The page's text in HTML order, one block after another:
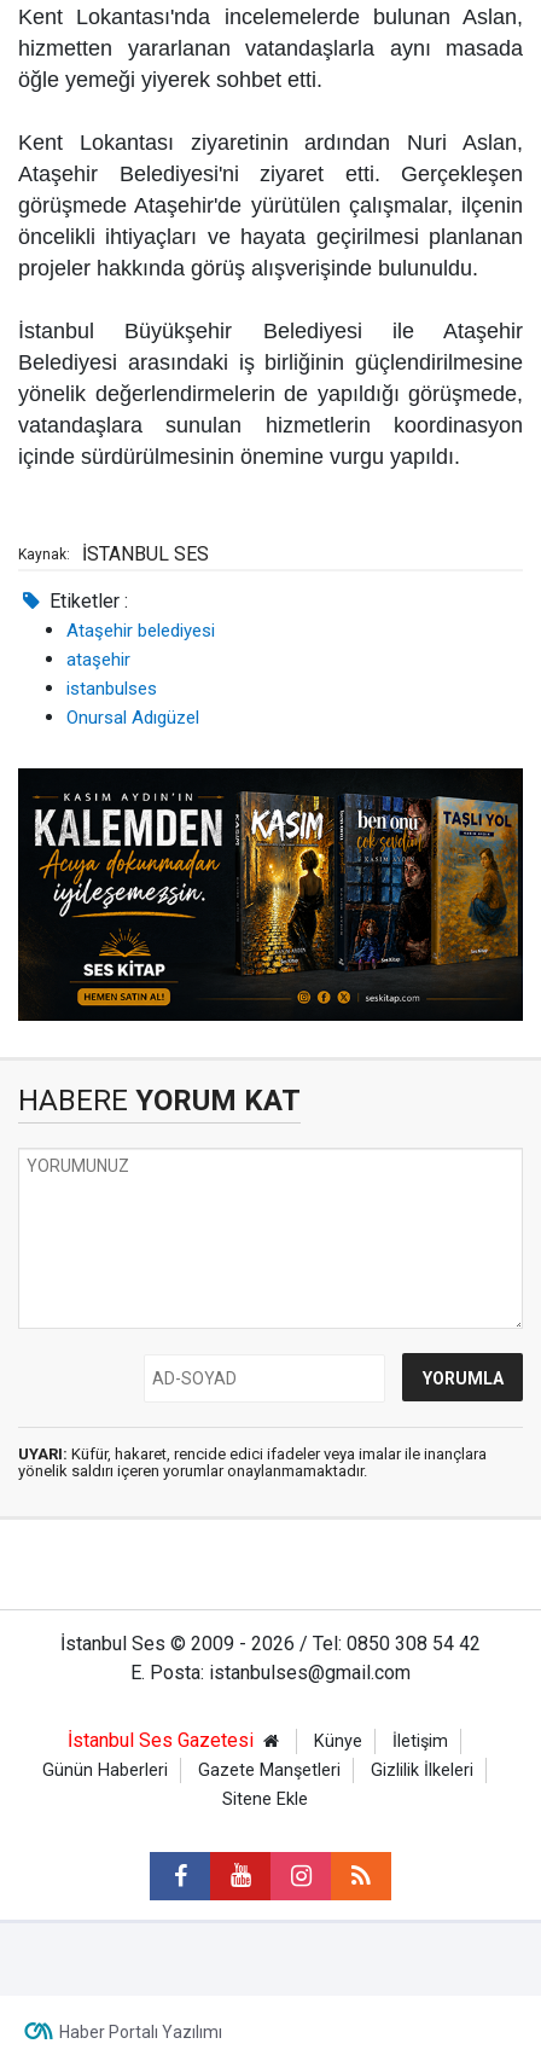
Kent Lokantası'nda incelemelerde bulunan Aslan,
hizmetten yararlanan vatandaşlarla aynı masada
öğle yemeği yiyerek sohbet etti.
Kent Lokantası ziyaretinin ardından Nuri Aslan,
Ataşehir Belediyesi'ni ziyaret etti. Gerçekleşen
görüşmede Ataşehir'de yürütülen çalışmalar, ilçenin
öncelikli ihtiyaçları ve hayata geçirilmesi planlanan
projeler hakkında görüş alışverişinde bulunuldu.
İstanbul Büyükşehir Belediyesi ile Ataşehir
Belediyesi arasındaki iş birliğinin güçlendirilmesine
yönelik değerlendirmelerin de yapıldığı görüşmede,
vatandaşlara sunulan hizmetlerin koordinasyon
içinde sürdürülmesinin önemine vurgu yapıldı.
Kaynak: İSTANBUL SES
Etiketler :
Ataşehir belediyesi
ataşehir
istanbulses
Onursal Adıgüzel
HABERE YORUM KAT
UYARI: Küfür, hakaret, rencide edici ifadeler veya imalar ile inançlara
yönelik saldırı içeren yorumlar onaylanmamaktadır.
İstanbul Ses © 2009 - 2026 / Tel: 0850 308 54 42
E. Posta: istanbulses@gmail.com
İstanbul Ses Gazetesi Künye
İletişim
Günün Haberleri
Gazete Manşetleri
Gizlilik İlkeleri
Sitene Ekle
Haber Portalı Yazılımı